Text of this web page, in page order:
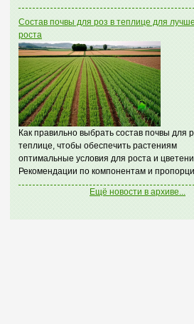
Состав почвы для роз в теплице для
роста
Как правильно выбрать состав почвы для
теплице, чтобы обеспечить растениям
оптимальные условия для роста и
Рекомендации по компонентам и
Ещё новости в архиве...